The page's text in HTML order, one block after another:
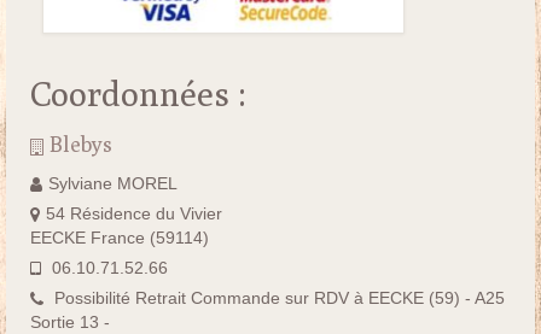
Coordonnées :
Blebys
Sylviane MOREL
54 Résidence du Vivier
EECKE France (59114)
06.10.71.52.66
Possibilité Retrait Commande sur RDV à EECKE (59) - A25
Sortie 13 -